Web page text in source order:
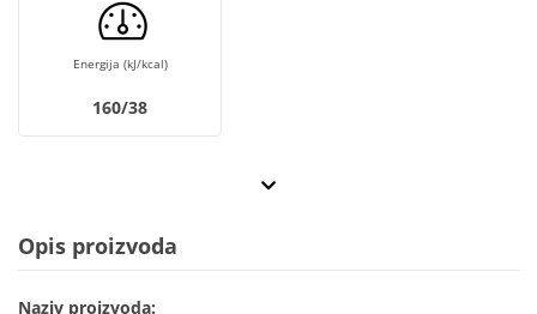
Energija (kJ/kcal)
160/38
Opis proizvoda
Naziv proizvoda: